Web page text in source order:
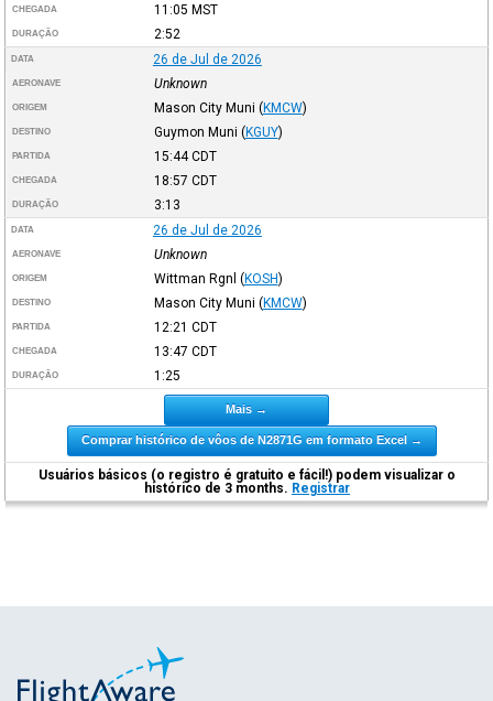
CHEGADA 11:05 MST
DURAÇÃO 2:52
DATA 26 de Jul de 2026
AERONAVE Unknown
ORIGEM Mason City Muni (KMCW)
DESTINO Guymon Muni (KGUY)
PARTIDA 15:44CDT
CHEGADA 18:57 CDT
DURAÇÃO 3:13
DATA 26 de Jul de 2026
AERONAVE Unknown
ORIGEM Wittman Rgnl (KOSH)
DESTINO Mason City Muni (KMCW)
PARTIDA 12:21 CDT
CHEGADA 13:47 CDT
DURAÇÃO 1:25
Mais →
Comprar histórico de vôos de N2871G em formato Excel →
Usuários básicos (o registro é gratuito e fácil!) podem visualizar o
histórico de 3 months. Registrar